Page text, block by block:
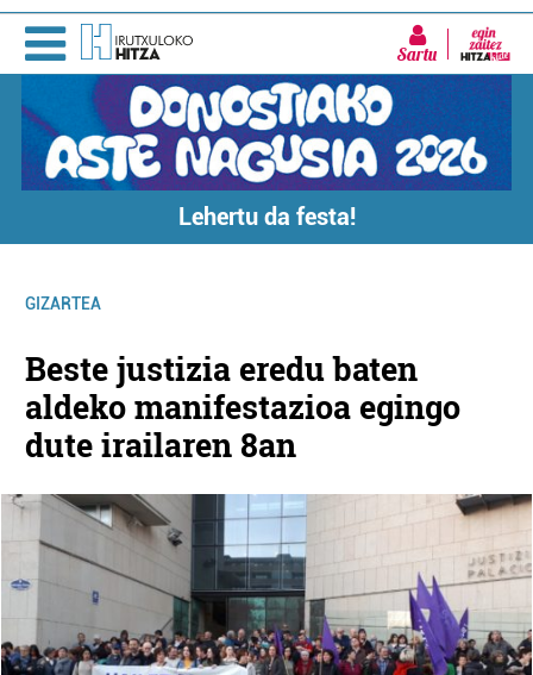
Sartu
Lehertu da festa!
GIZARTEA
Beste justizia eredu baten
aldeko manifestazioa egingo
dute irailaren 8an